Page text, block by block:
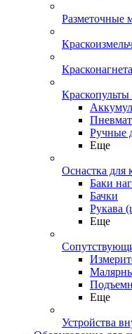
Разметочные
Краскопульты
Ручные
Еще
Оснастка для
Баки
Бачки
Рукава
Еще
Еще
Устройства